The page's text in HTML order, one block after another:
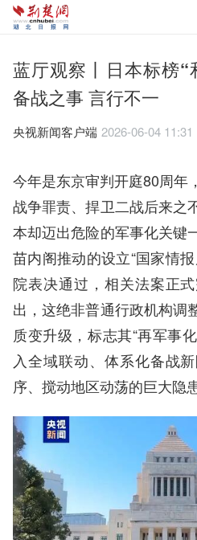
蓝厅观察丨日本标榜
备战之事 言行不一
央视新闻客户端 2026-06-04 11:31
今年是东京审判开庭80周年
战争罪责、捍卫二战后来之
本却迈出危险的军事化关键
苗内阁推动的设立“国家情
院表决通过，相关法案正
出，这绝非普通行政机构调
质变升级，标志其“再军事
入全域联动、体系化备战
序、搅动地区动荡的巨大隐患